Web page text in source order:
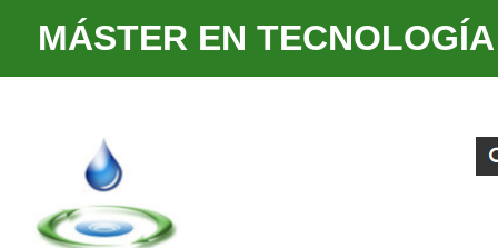
MÁSTER EN
contenido.
Saltar
Búsqueda
Avanzada…